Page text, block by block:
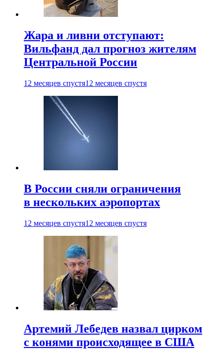
Жара и ливни отступают:
Вильфанд дал прогноз жителям
Центральной России
12 месяцев спустя12 месяцев спустя
В России сняли ограничения
в нескольких аэропортах
12 месяцев спустя12 месяцев спустя
Артемий Лебедев назвал цирком
с конями происходящее в США